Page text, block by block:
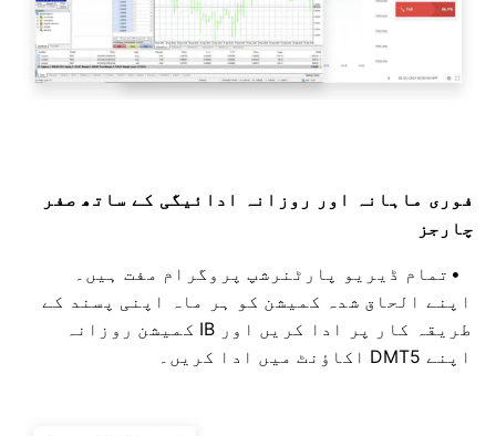
فوری ماہانہ اور روزانہ ادائیگی کے ساتھ صفر
چارجز
تمام ڈیریو پارٹنرشپ پروگرام مفت ہیں۔
اپنے الحاق شدہ کمیشن کو ہر ماہ اپنی پسند کے
طریقہ کار پر ادا کریں اور IB کمیشن روزانہ
اپنے DMT5 اکاؤنٹ میں ادا کریں۔